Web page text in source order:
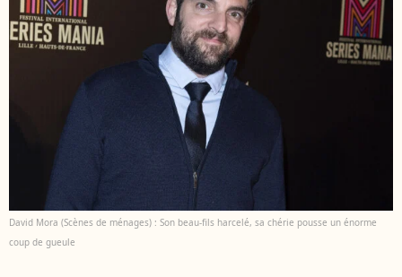
David Mora (Scènes de ménages) : Son beau-fils harcelé, sa chérie pousse un énorme
coup de gueule